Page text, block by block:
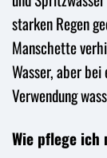
starken Regen
Manschette
Wasser, aber
Verwendung
Wie pflege